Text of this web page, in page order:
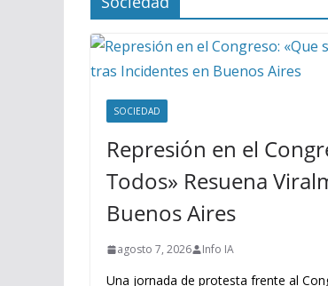
SOCIEDAD
Represión en el
Todos» Resuena
Buenos Aires
agosto 7, 2026 Info IA
Una jornada de protesta frente al